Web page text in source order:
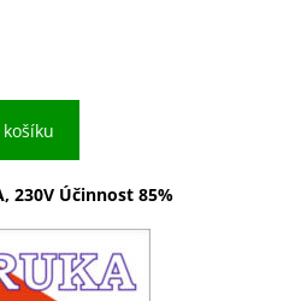
230V Účinnost 85%